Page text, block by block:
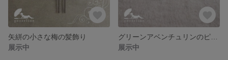
矢絣の小さな梅の髪飾り
展示中
展示中